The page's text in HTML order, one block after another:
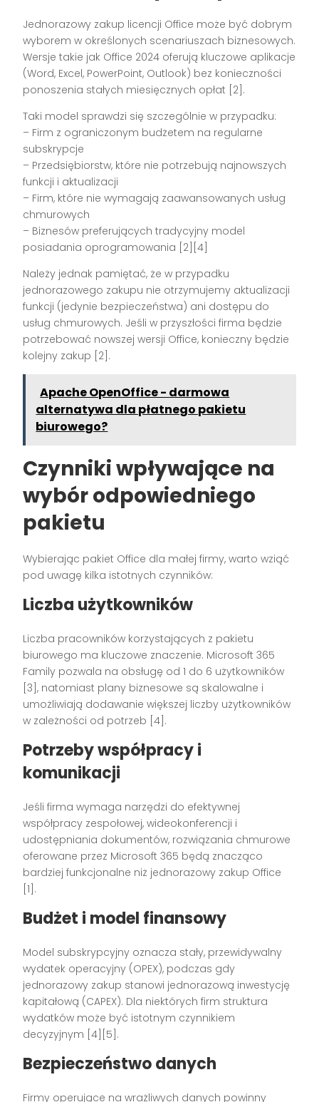
Jednorazowy zakup licencji Office może być dobrym
wyborem w określonych scenariuszach biznesowych.
Wersje takie jak Office 2024 oferują kluczowe aplikacje
(Word, Excel, PowerPoint, Outlook) bez konieczności
ponoszenia stałych miesięcznych opłat [2].
Taki model sprawdzi się szczególnie w przypadku:
– Firm z ograniczonym budżetem na regularne
subskrypcje
– Przedsiębiorstw, które nie potrzebują najnowszych
funkcji i aktualizacji
– Firm, które nie wymagają zaawansowanych usług
chmurowych
– Biznesów preferujących tradycyjny model
posiadania oprogramowania [2][4]
Należy jednak pamiętać, że w przypadku
jednorazowego zakupu nie otrzymujemy aktualizacji
funkcji (jedynie bezpieczeństwa) ani dostępu do
usług chmurowych. Jeśli w przyszłości firma będzie
potrzebować nowszej wersji Office, konieczny będzie
kolejny zakup [2].
Apache OpenOffice - darmowa
alternatywa dla płatnego pakietu
biurowego?
Czynniki wpływające na
wybór odpowiedniego
pakietu
Wybierając pakiet Office dla małej firmy, warto wziąć
pod uwagę kilka istotnych czynników:
Liczba użytkowników
Liczba pracowników korzystających z pakietu
biurowego ma kluczowe znaczenie. Microsoft 365
Family pozwala na obsługę od 1 do 6 użytkowników
[3], natomiast plany biznesowe są skalowalne i
umożliwiają dodawanie większej liczby użytkowników
w zależności od potrzeb [4].
Potrzeby współpracy i
komunikacji
Jeśli firma wymaga narzędzi do efektywnej
współpracy zespołowej, wideokonferencji i
udostępniania dokumentów, rozwiązania chmurowe
oferowane przez Microsoft 365 będą znacząco
bardziej funkcjonalne niż jednorazowy zakup Office
[1].
Budżet i model finansowy
Model subskrypcyjny oznacza stały, przewidywalny
wydatek operacyjny (OPEX), podczas gdy
jednorazowy zakup stanowi jednorazową inwestycję
kapitałową (CAPEX). Dla niektórych firm struktura
wydatków może być istotnym czynnikiem
decyzyjnym [4][5].
Bezpieczeństwo danych
Firmy operujące na wrażliwych danych powinny